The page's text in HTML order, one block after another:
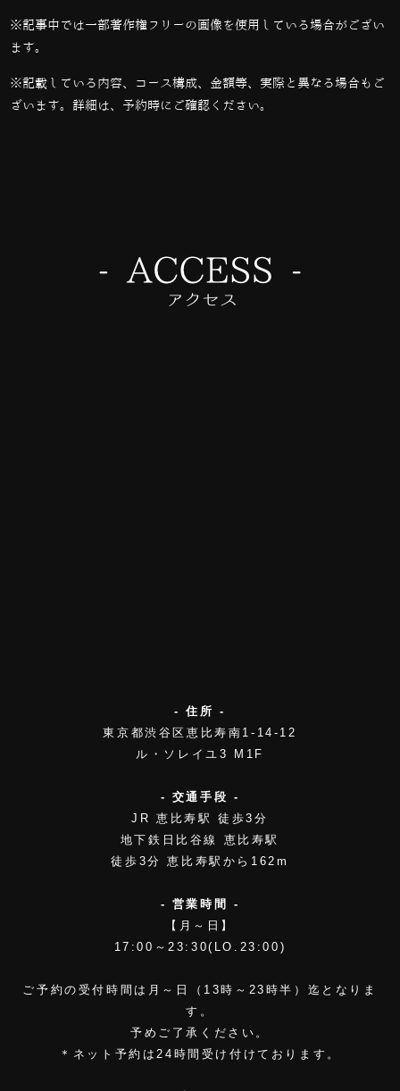
※記事中では一部著作権フリーの画像を使用している場合がござい
ます。
※記載している内容、コース構成、金額等、実際と異なる場合もご
ざいます。詳細は、予約時にご確認ください。
- 住所 -
東京都渋谷区恵比寿南1-14-12
ル・ソレイユ3 M1F
- 交通手段 -
JR 恵比寿駅 徒歩3分
地下鉄日比谷線 恵比寿駅
徒歩3分 恵比寿駅から162m
- 営業時間 -
【月～日】
17:00～23:30(LO.23:00)
ご予約の受付時間は月～日（13時～23時半）迄となりま
す。
予めご了承ください。
＊ネット予約は24時間受け付けております。